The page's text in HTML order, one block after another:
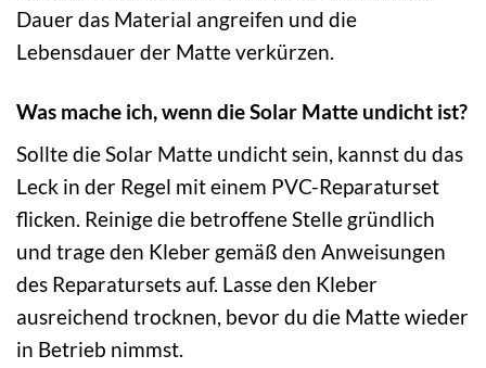
Dauer das Material angreifen und die
Lebensdauer der Matte verkürzen.
Was mache ich, wenn die Solar Matte undicht ist?
Sollte die Solar Matte undicht sein, kannst du das
Leck in der Regel mit einem PVC-Reparaturset
flicken. Reinige die betroffene Stelle gründlich
und trage den Kleber gemäß den Anweisungen
des Reparatursets auf. Lasse den Kleber
ausreichend trocknen, bevor du die Matte wieder
in Betrieb nimmst.